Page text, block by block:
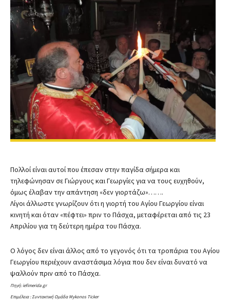
Πολλοί είναι αυτοί που έπεσαν στην παγίδα σήμερα και
τηλεφώνησαν σε Γιώργους και Γεωργίες για να τους ευχηθούν,
όμως έλαβαν την απάντηση «δεν γιορτάζω»…….
Λίγοι άλλωστε γνωρίζουν ότι η γιορτή του Αγίου Γεωργίου είναι
κινητή και όταν «πέφτει» πριν το Πάσχα, μεταφέρεται από τις 23
Απριλίου για τη δεύτερη ημέρα του Πάσχα.
Ο λόγος δεν είναι άλλος από το γεγονός ότι τα τροπάρια του Αγίου
Γεωργίου περιέχουν αναστάσιμα λόγια που δεν είναι δυνατό να
ψαλλούν πριν από το Πάσχα.
Πηγή: iefimerida.gr
Επιμέλεια : Συντακτική Ομάδα Mykonos Ticker